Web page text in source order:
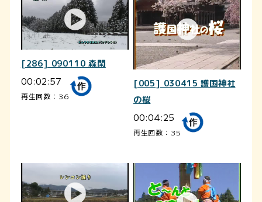
[286] 090110 森閑
00:02:57
再生回数：36
[005] 030415 護国神社
の桜
00:04:25
再生回数：35